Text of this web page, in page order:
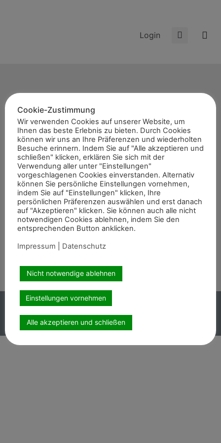
Login
Start
News
Themen
Termine
8er-Team
Abonnement
Kontakt
Wir sind auch auf
Copyright PEMAG 2026 – Alle Rechte vorbehalten.
Impressum | Datenschutz
Cookie-Zustimmung
Wir verwenden Cookies auf unserer Website, um
Ihnen das beste Erlebnis zu bieten. Durch Cookies
können wir uns an Ihre Präferenzen und wiederholten
Besuche erinnern. Indem Sie auf "Alle akzeptieren und
schließen" klicken, erklären Sie sich mit der
Verwendung aller unter "Einstellungen"
vorgeschlagenen Cookies einverstanden. Alternativ
können Sie persönliche Einstellungen vornehmen,
indem Sie auf "Einstellungen" klicken, Ihre
persönlichen Präferenzen auswählen und erst danach
auf "Akzeptieren" klicken. Sie können auch alle nicht
notwendigen Cookies ablehnen, indem Sie den
entsprechenden Button anklicken.
Impressum
Datenschutz
Nicht notwendige ablehnen
Einstellungen vornehmen
Alle akzeptieren und schließen